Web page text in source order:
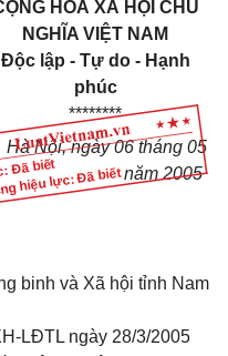
Đã biết
hiệu lực: Đã biết
HOÀ XÃ HỘI CHỦ
NGHĨA VIỆT NAM
Độc lập - Tự do - Hạnh
phúc
********
Hà Nội, ngày 06 tháng 05
năm 2005
binh và Xã hội tỉnh Nam
LĐTL ngày 28/3/2005